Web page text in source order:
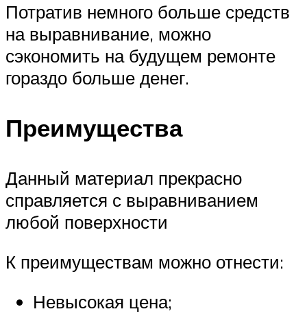
Потратив немного больше средств
на выравнивание, можно
сэкономить на будущем ремонте
гораздо больше денег.
Преимущества
Данный материал прекрасно
справляется с выравниванием
любой поверхности
К преимуществам можно отнести:
Невысокая цена;